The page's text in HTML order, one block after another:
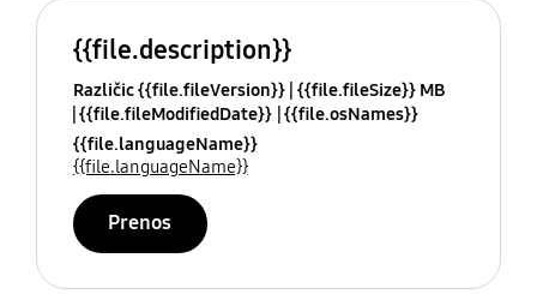
{{file.description}}
Različic {{file.fileVersion}} {{file.fileSize}} MB
{{file.fileModifiedDate}} {{file.osNames}}
{{file.languageName}}
{{file.languageName}}
Prenos